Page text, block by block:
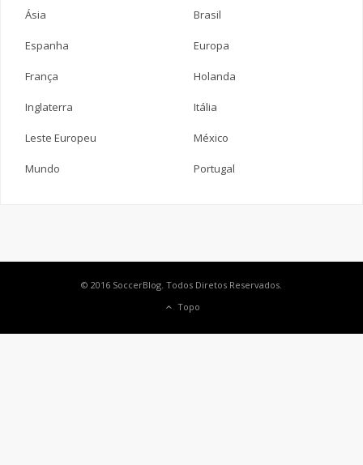
Ásia Brasil
Espanha Europa
França Holanda
Inglaterra Itália
Leste Europeu México
Mundo Portugal
© 2016 SoccerBlog. Todos Diretos Reservados.
Topo